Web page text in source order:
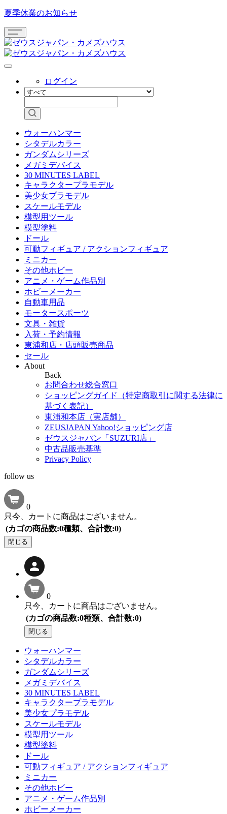
夏季休業のお知らせ
ログイン
ウォーハンマー
シタデルカラー
ガンダムシリーズ
メガミデバイス
30 MINUTES LABEL
キャラクタープラモデル
美少女プラモデル
スケールモデル
模型用ツール
模型塗料
ドール
可動フィギュア / アクションフィギュア
ミニカー
その他ホビー
アニメ・ゲーム作品別
ホビーメーカー
自動車用品
モータースポーツ
文具・雑貨
入荷・予約情報
東浦和店・店頭販売商品
セール
About
Back
お問合わせ総合窓口
ショッピングガイド（特定商取引に関する法律に
基づく表記）
東浦和本店（実店舗）
ZEUSJAPAN Yahoo!ショッピング店
ゼウスジャパン「SUZURI店」
中古品販売基準
Privacy Policy
follow us
0
只今、カートに商品はございません。
(カゴの商品数:0種類、合計数:0)
閉じる
0
只今、カートに商品はございません。
(カゴの商品数:0種類、合計数:0)
閉じる
ウォーハンマー
シタデルカラー
ガンダムシリーズ
メガミデバイス
30 MINUTES LABEL
キャラクタープラモデル
美少女プラモデル
スケールモデル
模型用ツール
模型塗料
ドール
可動フィギュア / アクションフィギュア
ミニカー
その他ホビー
アニメ・ゲーム作品別
ホビーメーカー